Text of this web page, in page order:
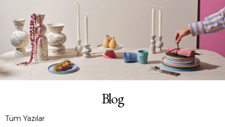
Blog
Tüm Yazılar